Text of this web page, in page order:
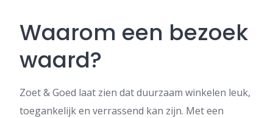
Waarom een bezoek
waard?
Zoet & Goed laat zien dat duurzaam winkelen leuk,
toegankelijk en verrassend kan zijn. Met een